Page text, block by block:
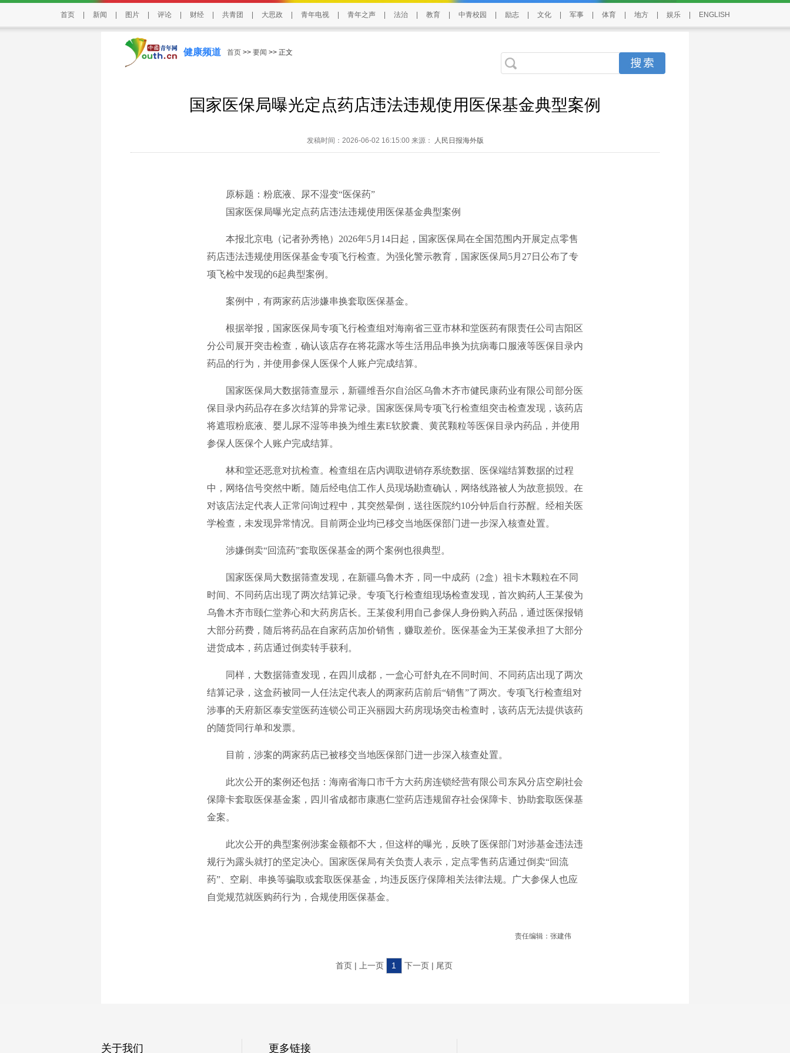
首页 新闻 图片 评论 财经 共青团 大思政 青年电视 青年之声 法治 教育 中青校园 励志 文化 军事 体育 地方 娱乐 ENGLISH
健康频道 首页 >> 要闻 >> 正文
国家医保局曝光定点药店违法违规使用医保基金典型案例
发稿时间：2026-06-02 16:15:00 来源： 人民日报海外版
原标题：粉底液、尿不湿变“医保药”
国家医保局曝光定点药店违法违规使用医保基金典型案例
本报北京电（记者孙秀艳）2026年5月14日起，国家医保局在全国范围内开展定点零售
药店违法违规使用医保基金专项飞行检查。为强化警示教育，国家医保局5月27日公布了专
项飞检中发现的6起典型案例。
案例中，有两家药店涉嫌串换套取医保基金。
根据举报，国家医保局专项飞行检查组对海南省三亚市林和堂医药有限责任公司吉阳区
分公司展开突击检查，确认该店存在将花露水等生活用品串换为抗病毒口服液等医保目录内
药品的行为，并使用参保人医保个人账户完成结算。
国家医保局大数据筛查显示，新疆维吾尔自治区乌鲁木齐市健民康药业有限公司部分医
保目录内药品存在多次结算的异常记录。国家医保局专项飞行检查组突击检查发现，该药店
将遮瑕粉底液、婴儿尿不湿等串换为维生素E软胶囊、黄芪颗粒等医保目录内药品，并使用
参保人医保个人账户完成结算。
林和堂还恶意对抗检查。检查组在店内调取进销存系统数据、医保端结算数据的过程
中，网络信号突然中断。随后经电信工作人员现场勘查确认，网络线路被人为故意损毁。在
对该店法定代表人正常问询过程中，其突然晕倒，送往医院约10分钟后自行苏醒。经相关医
学检查，未发现异常情况。目前两企业均已移交当地医保部门进一步深入核查处置。
涉嫌倒卖“回流药”套取医保基金的两个案例也很典型。
国家医保局大数据筛查发现，在新疆乌鲁木齐，同一中成药（2盒）祖卡木颗粒在不同
时间、不同药店出现了两次结算记录。专项飞行检查组现场检查发现，首次购药人王某俊为
乌鲁木齐市颐仁堂养心和大药房店长。王某俊利用自己参保人身份购入药品，通过医保报销
大部分药费，随后将药品在自家药店加价销售，赚取差价。医保基金为王某俊承担了大部分
进货成本，药店通过倒卖转手获利。
同样，大数据筛查发现，在四川成都，一盒心可舒丸在不同时间、不同药店出现了两次
结算记录，这盒药被同一人任法定代表人的两家药店前后“销售”了两次。专项飞行检查组对
涉事的天府新区泰安堂医药连锁公司正兴丽园大药房现场突击检查时，该药店无法提供该药
的随货同行单和发票。
目前，涉案的两家药店已被移交当地医保部门进一步深入核查处置。
此次公开的案例还包括：海南省海口市千方大药房连锁经营有限公司东风分店空刷社会
保障卡套取医保基金案，四川省成都市康惠仁堂药店违规留存社会保障卡、协助套取医保基
金案。
此次公开的典型案例涉案金额都不大，但这样的曝光，反映了医保部门对涉基金违法违
规行为露头就打的坚定决心。国家医保局有关负责人表示，定点零售药店通过倒卖“回流
药”、空刷、串换等骗取或套取医保基金，均违反医疗保障相关法律法规。广大参保人也应
自觉规范就医购药行为，合规使用医保基金。
责任编辑：张建伟
首页 | 上一页 1 下一页 | 尾页
关于我们 更多链接